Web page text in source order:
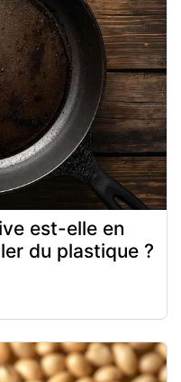
est-elle en
du plastique ?